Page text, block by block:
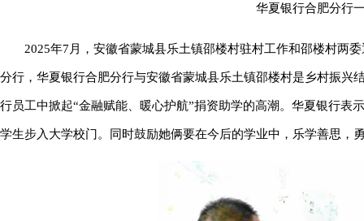
华夏银行合肥分行
2025年7月，安徽省蒙城县乐土镇邵楼村驻村工作和邵楼村两
分行，华夏银行合肥分行与安徽省蒙城县乐土镇邵楼村是乡村振
行员工中掀起“金融赋能、暖心护航”捐资助学的高潮。华夏银行
学生步入大学校门。同时鼓励她俩要在今后的学业中，乐学善思，